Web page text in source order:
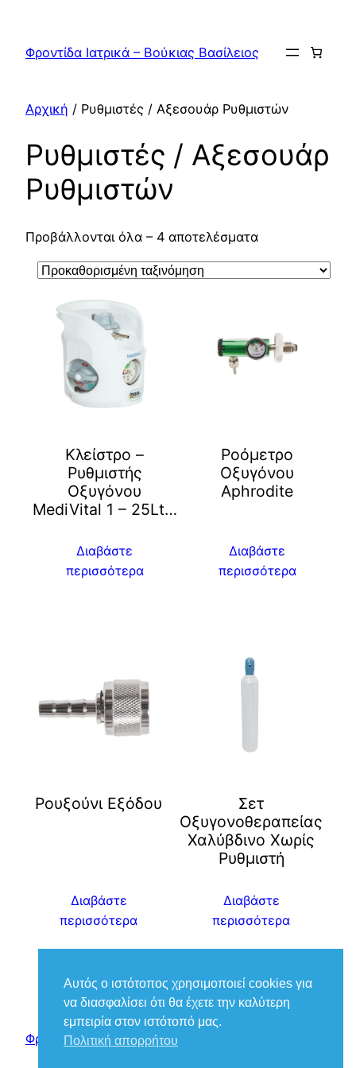
περιεχόμενο
Φροντίδα Ιατρικά – Βούκιας Βασίλειος
Αρχική / Ρυθμιστές / Αξεσουάρ Ρυθμιστών
Ρυθμιστές / Αξεσουάρ
Ρυθμιστών
Προβάλλονται όλα – 4 αποτελέσματα
Κλείστρο –
Ρυθμιστής
Οξυγόνου
MediVital 1 – 25Lt…
Διαβάστε
περισσότερα
Ροόμετρο
Οξυγόνου
Aphrodite
Διαβάστε
περισσότερα
Ρουξούνι Εξόδου
Διαβάστε
περισσότερα
Σετ
Οξυγονοθεραπείας
Χαλύβδινο Χωρίς
Ρυθμιστή
Διαβάστε
περισσότερα
Φροντίδα Ιατρικά – Βούκιας Βασίλειος
Αυτός ο ιστότοπος χρησιμοποιεί cookies για
να διασφαλίσει ότι θα έχετε την καλύτερη
εμπειρία στον ιστότοπό μας.
Πολιτική απορρήτου